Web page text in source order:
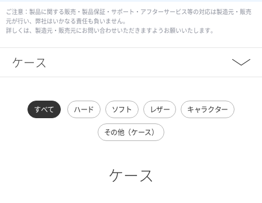
ご注意：製品に関する販売・製品保証・サポート・アフターサービス等の対応は製造元・販売
元が行い、弊社はいかなる責任も負いません。
詳しくは、製造元・販売元にお問い合わせいただきますようお願いいたします。
ケース
すべて ハード ソフト レザー キャラクター
その他（ケース）
ケース